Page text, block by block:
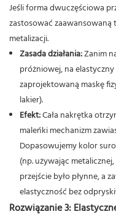
Jeśli forma dwuczęściowa
zastosować
metalizacji.
Zasada działania:Zanim
próżniowej, na
zaprojektowaną maskę
lakier).
Efekt:Cała nakrętka
maleńki mechanizm
Dopasowujemy kolor
(np. używając
przejście było płynne, a
elastyczność bez
Rozwiązanie 3: